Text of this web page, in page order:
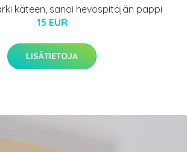
käteen, sanoi hevospitäjän pappi
15 EUR
LISÄTIETOJA